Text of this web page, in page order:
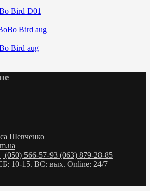
Bird D01
Bird aug
Шевченко
(050) 566-57-93 (063) 879-28-85
10-15. ВС: вых. Online: 24/7